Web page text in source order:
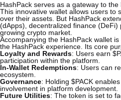
HashPack serves as a gateway to
This innovative wallet allows users to
over their assets. But HashPack
(dApps), decentralized finance
growing crypto market.
Accompanying the HashPack wallet
the HashPack experience. Its core
Loyalty and Rewards: Users earn
participation within the platform.
In-Wallet Redemptions: Users can
ecosystem.
Governance: Holding $PACK
involvement in platform development.
Future Utilities: The token is set to